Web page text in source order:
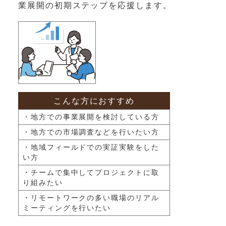
業展開の初期ステップを応援します。
こんな方におすすめ
・地方での事業展開を検討している方
・地方での市場調査などを行いたい方
・地域フィールドでの実証実験をした
い方
・チームで集中してプロジェクトに取
り組みたい
・リモートワークの多い職場のリアル
ミーティングを行いたい